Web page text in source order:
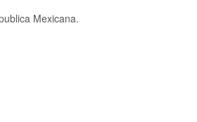
Mexicana.